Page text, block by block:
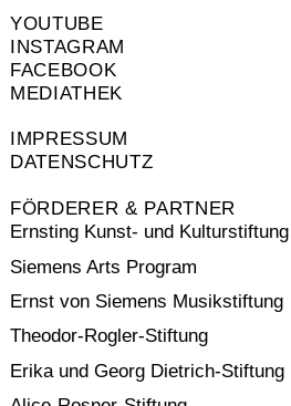
YOUTUBE
INSTAGRAM
FACEBOOK
MEDIATHEK
IMPRESSUM
DATENSCHUTZ
FÖRDERER & PARTNER
Ernsting Kunst- und Kulturstiftung
Siemens Arts Program
Ernst von Siemens Musikstiftung
Theodor-Rogler-Stiftung
Erika und Georg Dietrich-Stiftung